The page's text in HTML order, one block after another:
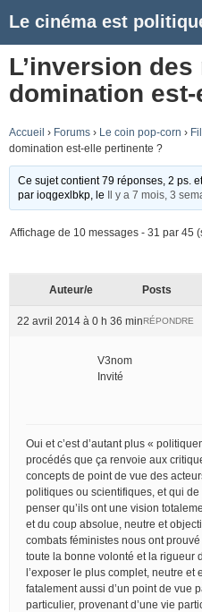
Le cinéma est
L’inversion
domination
Accueil › Forums › Le coin pop-corn ›
domination est-elle pertinente ?
Ce sujet contient 79 réponses, 2 ps.
parioqgexlbkp , le Il y a 7 mois, 3
Affichage de 10 messages - 31 par 45
Auteur/e Posts
22 avril 2014 à 0 h 36 minRÉPONDRE
V3nom
Invité
Oui et c’est d’autant plus «
procédés que ça renvoie aux
concepts de point de vue des
politiques ou scientifiques, et qui
penser qu’ils ont une vision
et du coup absolue, neutre et
combats féministes nous ont
toute la bonne volonté et la rigueur
l’exposer le plus complet, neutre et
fatalement aussi d’un point de vue
particulier, provenant d’une vie